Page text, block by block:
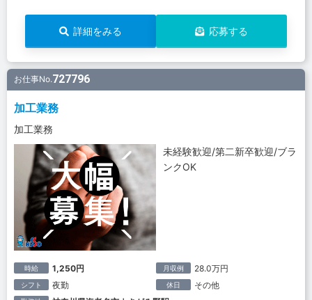
詳細をみる 応募する
お仕事No.727796
加工業務
加工業務
未経験歓迎/第二新卒歓迎/ブラ
ンクOK
時給 1,250円 月収例 28.0万円
シフト 夜勤 休日 その他